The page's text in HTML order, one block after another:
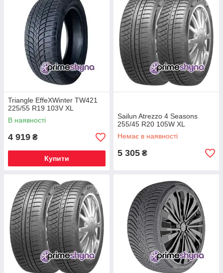
Triangle EffeXWinter TW421
225/55 R19 103V XL
В наявності
4 919 ₴
Купити
Sailun Atrezzo 4 Seasons
255/45 R20 105W XL
Немає в наявності
5 305 ₴